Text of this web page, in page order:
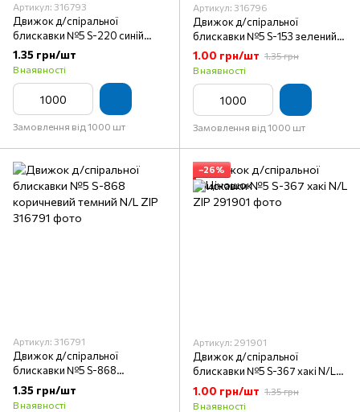
Артикул: 316793
Движок д/спіральної
блискавки №5 S-220 синій
яскравий N/L ZIP
1.35 грн/шт
В наявності
Замовлення від 1000 шт
Артикул: 316796
Движок д/спіральної
блискавки №5 S-153 зелений
темний N/L ZIP
1.00 грн/шт 1.35 грн
В наявності
Замовлення від 1000 шт
Артикул: 316791
Движок д/спіральної
блискавки №5 S-868
коричневий темний N/L ZIP
1.35 грн/шт
В наявності
−26%
Артикул: 291901
Движок д/спіральної
блискавки №5 S-367 хакі N/L
ZIP
1.00 грн/шт 1.35 грн
В наявності